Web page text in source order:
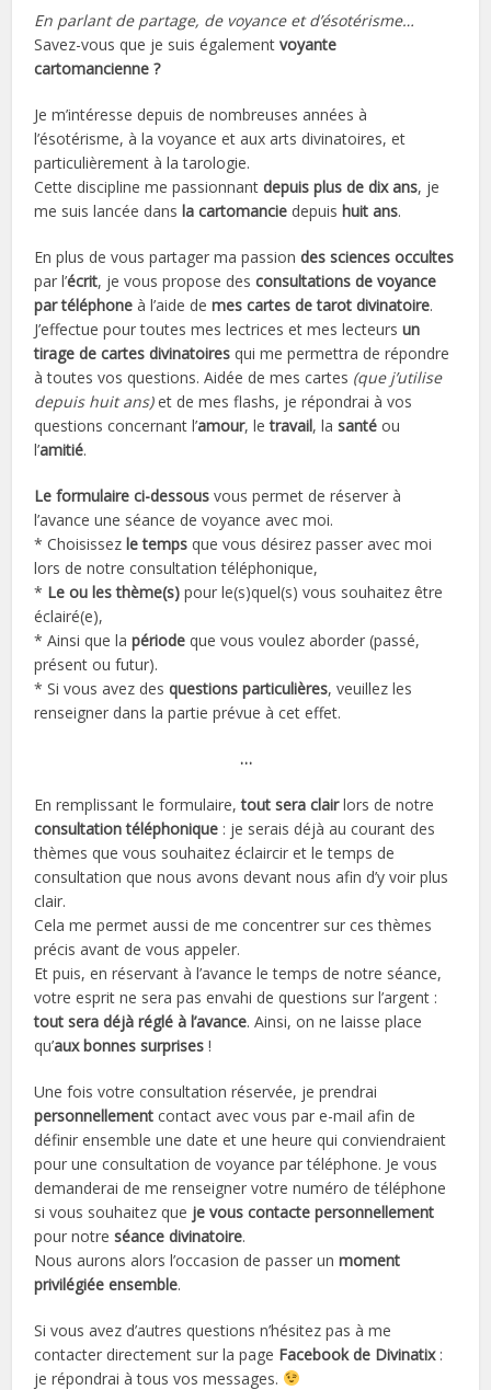
En parlant de partage, de voyance et d’ésotérisme…
Savez-vous que je suis égalementvoyante
cartomancienne ?
Je m’intéresse depuis de nombreuses années à
l’ésotérisme, à la voyance et aux arts divinatoires, et
particulièrement à la tarologie.
Cette discipline me passionnantdepuis plus de dix ans, je
me suis lancée dansla cartomancie depuishuit ans.
En plus de vous partager ma passion des sciences occultes
par l’écrit, je vous propose desconsultations de voyance
par téléphone à l’aide demes cartes de tarot divinatoire.
J’effectue pour toutes mes lectrices et mes lecteursun
tirage de cartes divinatoires qui me permettra de répondre
à toutes vos questions. Aidée de mes cartes (que j’utilise
depuis huit ans)et de mes flashs, je répondrai à vos
questions concernant l’amour, letravail, lasanté ou
l’amitié.
Le formulaire ci-dessous vous permet de réserver à
l’avance une séance de voyance avec moi.
* Choisissezle temps que vous désirez passer avec moi
lors de notre consultation téléphonique,
* Le ou les thème(s) pour le(s)quel(s) vous souhaitez être
éclairé(e),
* Ainsi que lapériode que vous voulez aborder (passé,
présent ou futur).
* Si vous avez desquestions particulières, veuillez les
renseigner dans la partie prévue à cet effet.
…
En remplissant le formulaire,tout sera clairlors de notre
consultation téléphonique : je serais déjà au courant des
thèmes que vous souhaitez éclaircir et le temps de
consultation que nous avons devant nous afin d’y voir plus
clair.
Cela me permet aussi de me concentrer sur ces thèmes
précis avant de vous appeler.
Et puis, en réservant à l’avance le temps de notre séance,
votre esprit ne sera pas envahi de questions sur l’argent :
tout sera déjà réglé à l’avance. Ainsi, on ne laisse place
qu’aux bonnes surprises !
Une fois votre consultation réservée, je prendrai
personnellement contact avec vous par e-mail afin de
définir ensemble une date et une heure qui conviendraient
pour une consultation de voyance par téléphone. Je vous
demanderai de me renseigner votre numéro de téléphone
si vous souhaitez que je vous contacte personnellement
pour notreséance divinatoire.
Nous aurons alors l’occasion de passer unmoment
privilégiée ensemble.
Si vous avez d’autres questions n’hésitez pas à me
contacter directement sur la page Facebook de Divinatix:
je répondrai à tous vos messages.